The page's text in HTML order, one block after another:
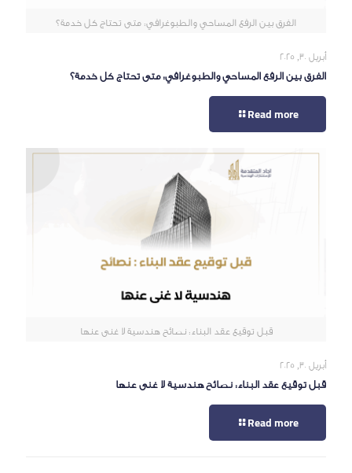
الفرق بين الرفع المساحي والطبوغرافي: متى تحتاج كل خدمة؟
أبريل 30, 2025
الفرق بين الرفع المساحي والطبوغرافي: متى تحتاج كل خدمة؟
Read more
قبل توقيع عقد البناء: نصائح هندسية لا غنى عنها
أبريل 30, 2025
قبل توقيع عقد البناء: نصائح هندسية لا غنى عنها
Read more